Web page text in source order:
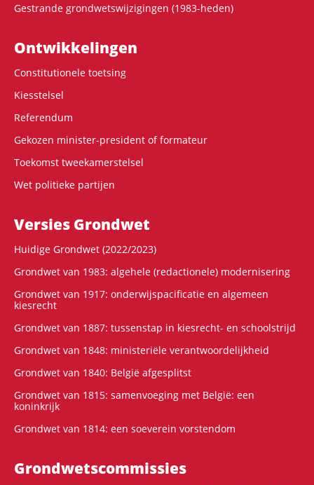
Gestrande grondwetswijzigingen (1983-heden)
Ontwikke­lingen
Constitutionele toetsing
Kiesstelsel
Referendum
Gekozen minister-president of formateur
Toekomst tweekamerstelsel
Wet politieke partijen
Versies Grondwet
Huidige Grondwet (2022/2023)
Grondwet van 1983: algehele (redactionele) modernisering
Grondwet van 1917: onderwijspacificatie en algemeen
kiesrecht
Grondwet van 1887: tussenstap in kiesrecht- en schoolstrijd
Grondwet van 1848: ministeriële verantwoordelijkheid
Grondwet van 1840: België afgesplitst
Grondwet van 1815: samenvoeging met België: een
koninkrijk
Grondwet van 1814: een soeverein vorstendom
Grondwets­commissies